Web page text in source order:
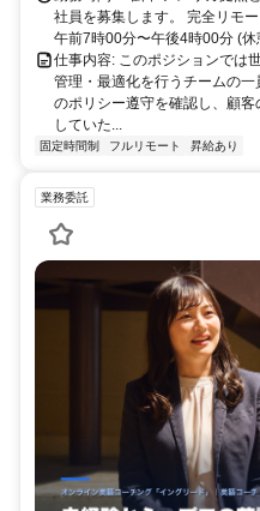
社員を募集します。 完全リモ
午前7時00分〜午後4時00分 (
仕事内容: このポジションでは
管理・最適化を行うチームの
のポリシー遵守を確認し、顧
していた...
固定時間制 フルリモート 昇給あり
業務委託